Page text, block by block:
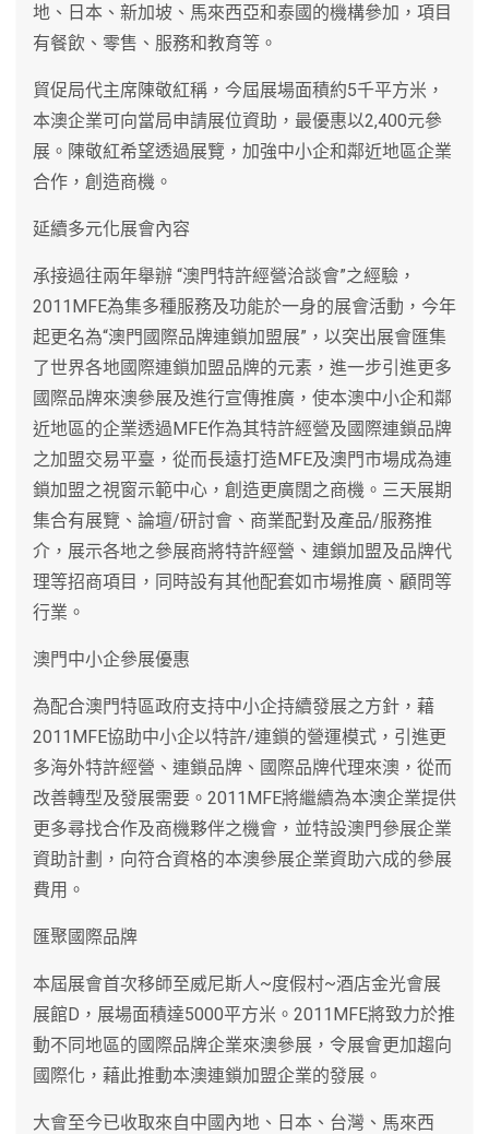
地、日本、新加坡、馬來西亞和泰國的機構參加，項目
有餐飲、零售、服務和教育等。
貿促局代主席陳敬紅稱，今屆展場面積約5千平方米，
本澳企業可向當局申請展位資助，最優惠以2,400元參
展。陳敬紅希望透過展覽，加強中小企和鄰近地區企業
合作，創造商機。
延續多元化展會內容
承接過往兩年舉辦 “澳門特許經營洽談會”之經驗，
2011MFE為集多種服務及功能於一身的展會活動，今年
起更名為“澳門國際品牌連鎖加盟展”，以突出展會匯集
了世界各地國際連鎖加盟品牌的元素，進一步引進更多
國際品牌來澳參展及進行宣傳推廣，使本澳中小企和鄰
近地區的企業透過MFE作為其特許經營及國際連鎖品牌
之加盟交易平臺，從而長遠打造MFE及澳門市場成為連
鎖加盟之視窗示範中心，創造更廣闊之商機。三天展期
集合有展覽、論壇/研討會、商業配對及產品/服務推
介，展示各地之參展商將特許經營、連鎖加盟及品牌代
理等招商項目，同時設有其他配套如市場推廣、顧問等
行業。
澳門中小企參展優惠
為配合澳門特區政府支持中小企持續發展之方針，藉
2011MFE協助中小企以特許/連鎖的營運模式，引進更
多海外特許經營、連鎖品牌、國際品牌代理來澳，從而
改善轉型及發展需要。2011MFE將繼續為本澳企業提供
更多尋找合作及商機夥伴之機會，並特設澳門參展企業
資助計劃，向符合資格的本澳參展企業資助六成的參展
費用。
匯聚國際品牌
本屆展會首次移師至威尼斯人~度假村~酒店金光會展
展館D，展場面積達5000平方米。2011MFE將致力於推
動不同地區的國際品牌企業來澳參展，令展會更加趨向
國際化，藉此推動本澳連鎖加盟企業的發展。
大會至今已收取來自中國內地、日本、台灣、馬來西